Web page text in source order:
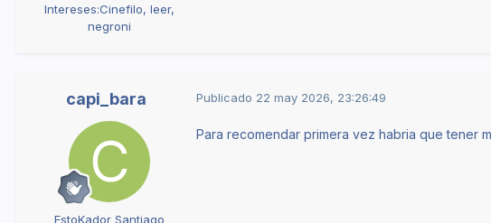
Intereses:Cinefilo, leer,
negroni
capi_bara
EstoKador Santiago
Publicado 22 may 2026, 23:26:49
Para recomendar primera vez habria que tener